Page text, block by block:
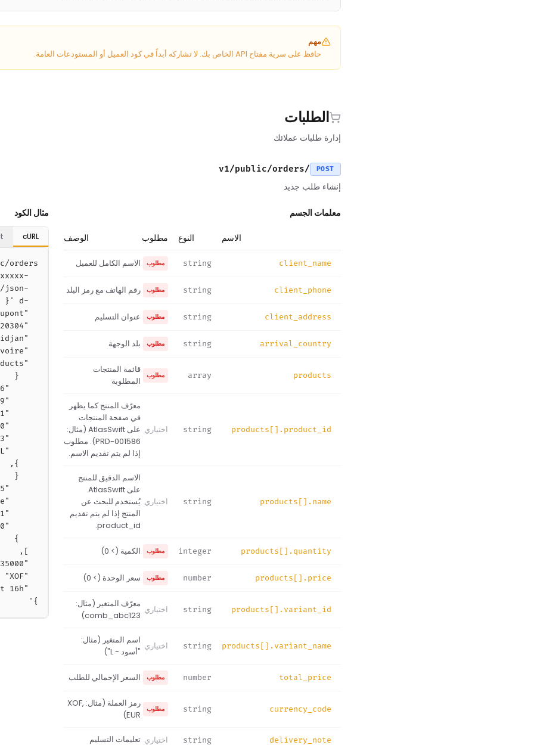
مهم
حافظ على سرية مفتاح API الخاص بك. لا تشاركه أبداً في كود العميل أو المستودعات العامة.
الطلبات
إدارة طلبات عملائك
POST
/v1/public/orders
إنشاء طلب جديد
معلمات الجسم
الاسم النوع مطلوب الوصف
client_name
string مطلوب الاسم الكامل للعميل
client_phone
string مطلوب رقم الهاتف مع رمز البلد
client_address
string مطلوب عنوان التسليم
arrival_country
string مطلوب بلد الوجهة
products
array مطلوب
قائمة المنتجات
المطلوبة
products[].product_id
string اختياري
معرّف المنتج كما يظهر
في صفحة المنتجات
على AtlasSwift (مثال:
PRD-001586). مطلوب
إذا لم يتم تقديم الاسم.
products[].name
string اختياري
الاسم الدقيق للمنتج
على AtlasSwift.
يُستخدم للبحث عن
المنتج إذا لم يتم تقديم
product_id.
products[].quantity
integer مطلوب الكمية (> 0)
products[].price
number مطلوب سعر الوحدة (> 0)
products[].variant_id
string اختياري
معرّف المتغير (مثال:
comb_abc123)
products[].variant_name
string اختياري
اسم المتغير (مثال:
"أسود - L")
total_price
number مطلوب السعر الإجمالي للطلب
currency_code
string مطلوب
رمز العملة (مثال: XOF,
EUR)
delivery_note
string اختياري تعليمات التسليم
مثال الكود
cURL
}'